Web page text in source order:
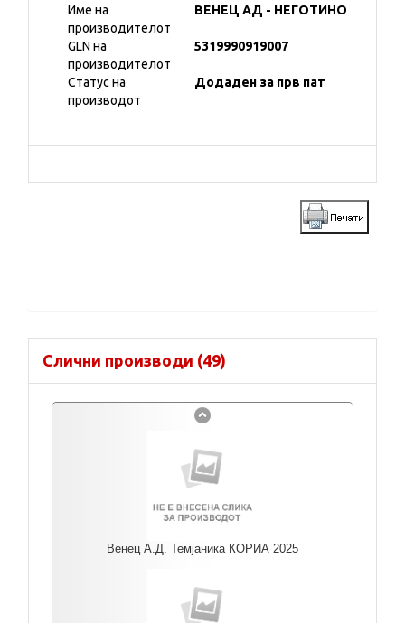
Име на
производителот
ВЕНЕЦ АД - НЕГОТИНО
GLN на
производителот
5319990919007
Статус на
производот
Додаден за прв пат
Слични производи (49)
Венец А.Д. Темјаника КОРИА 2025